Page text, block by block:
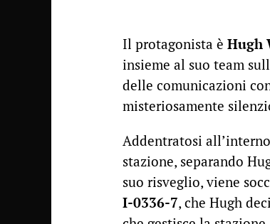
Il protagonista è Hugh
insieme al suo team
delle comunicazioni
misteriosamente
Addentratosi
stazione, separando
suo risveglio, viene
I-0336-7, che Hugh